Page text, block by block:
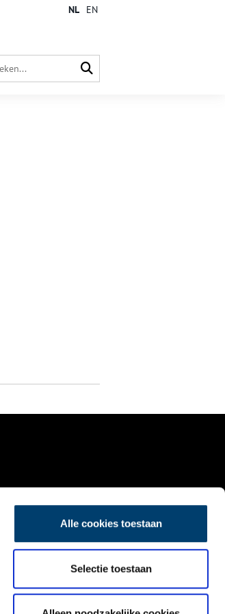
Alle cookies toestaan
Selectie toestaan
NL EN